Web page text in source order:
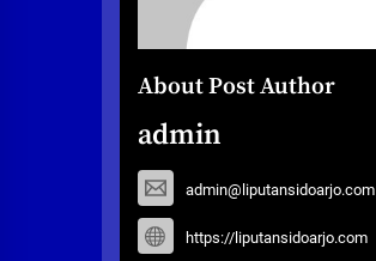
About Post Author
admin
admin@liputansidoarjo.com
https://liputansidoarjo.com